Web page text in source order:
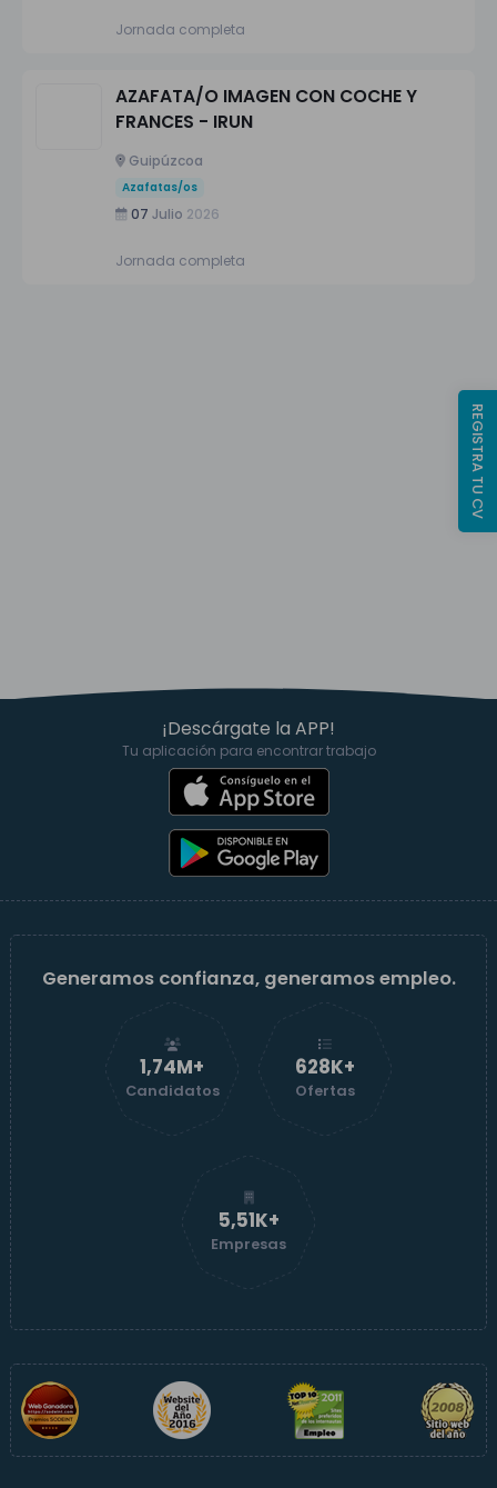
Jornada completa
AZAFATA/O IMAGEN CON COCHE Y
FRANCES - IRUN
Guipúzcoa
Azafatas/os
07 Julio 2026
Jornada completa
¡Descárgate la APP!
Tu aplicación para encontrar trabajo
Generamos confianza, generamos empleo.
1,74M+
Candidatos
629K+
Ofertas
5,51K+
Empresas
REGISTRA TU CV